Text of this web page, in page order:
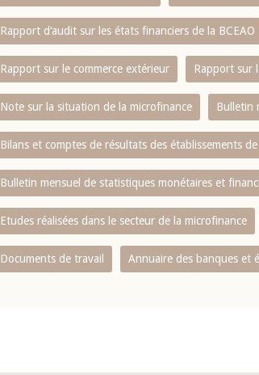
Rapport d‘audit sur les états financiers de la BCEAO
Rapport sur le commerce extérieur Rapport sur
Note sur la situation de la microfinance Bulletin
Bilans et comptes de résultats des établissements de
Bulletin mensuel de statistiques monétaires et
Etudes réalisées dans le secteur de la microfinance
Documents de travail Annuaire des banques et